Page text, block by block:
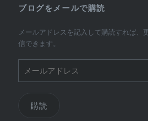
ブログをメールで購読
メールアドレスを記入して購読すれば、
信できます。
ー
購読